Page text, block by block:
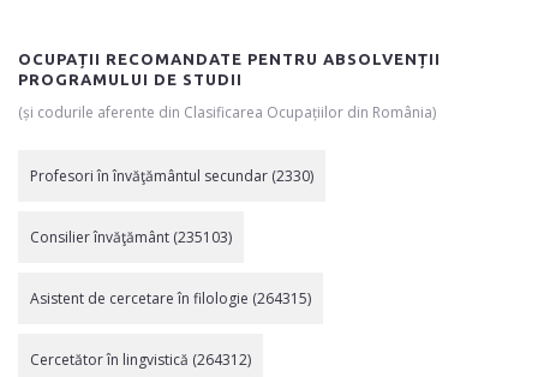
OCUPAȚII RECOMANDATE PENTRU ABSOLVENȚII
PROGRAMULUI DE STUDII
(și codurile aferente din Clasificarea Ocupațiilor din România)
Profesori în învăţământul secundar (2330)
Consilier învăţământ (235103)
Asistent de cercetare în filologie (264315)
Cercetător în lingvistică (264312)